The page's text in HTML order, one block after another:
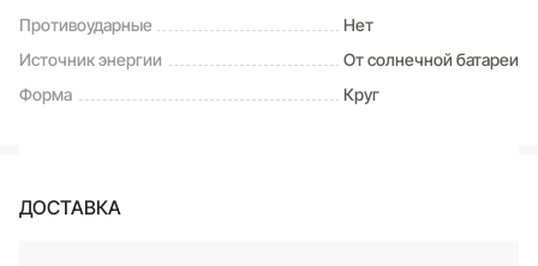
Противоударные
Нет
Источник энергии
От солнечной батареи
Форма
Круг
ДОСТАВКА